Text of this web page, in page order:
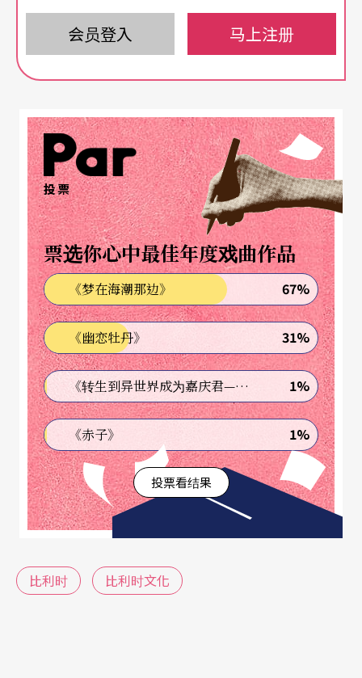
在这样的先天条件之下，多数比利时人对于语言及
文化的认同感远大于他们对于国家的认同感，也因
府（首都区、瓦隆区及弗拉芒区），又另外设置了
与行政区政府平行的三个语言区政府（荷语区、法
语区及德语区）负责教育和文化相关的事务。举例
来说，在首都布鲁塞尔（法、荷双语区），有关社
会福利的事务是由联邦政府管辖，每天搭乘的地
铁、巴士等大众运输则由首都区政府负责管理，至
于学校和图书馆，如果是以法语教学为主，就属法
语区政府掌管，若是荷语为主，则由荷语区政府负
责。这样复杂的运作模式，或许并非最佳政府效能
的典范，却某种程度保障了所有人民的平等及受教
权。
「共同的语言」就是对食物的爱好
若要说比利时人有「共同的语言」，应该就是他们
对食物的爱好，其中最受欢迎也最为著名的包括薯
户户都会自制薯条，街上也有许多专卖薯条的小
会员登入 马上注册
投票
票选你心中最佳年度戏曲作品
《梦在海潮那边》 67%
《幽恋牡丹》 31%
《转生到异世界成为嘉庆君—发现我的祖先是诈骗集团!?》 1%
《赤子》 1%
投票看结果
比利时 比利时文化